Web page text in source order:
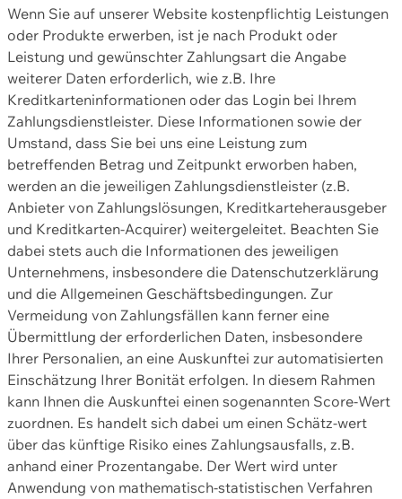
Wenn Sie auf unserer Website kostenpflichtig Leistungen
oder Produkte erwerben, ist je nach Produkt oder
Leistung und gewünschter Zahlungsart die Angabe
weiterer Daten erforderlich, wie z.B. Ihre
Kreditkarteninformationen oder das Login bei Ihrem
Zahlungsdienstleister. Diese Informationen sowie der
Umstand, dass Sie bei uns eine Leistung zum
betreffenden Betrag und Zeitpunkt erworben haben,
werden an die jeweiligen Zahlungsdienstleister (z.B.
Anbieter von Zahlungslösungen, Kreditkarteherausgeber
und Kreditkarten-Acquirer) weitergeleitet. Beachten Sie
dabei stets auch die Informationen des jeweiligen
Unternehmens, insbesondere die Datenschutzerklärung
und die Allgemeinen Geschäftsbedingungen. Zur
Vermeidung von Zahlungsfällen kann ferner eine
Übermittlung der erforderlichen Daten, insbesondere
Ihrer Personalien, an eine Auskunftei zur automatisierten
Einschätzung Ihrer Bonität erfolgen. In diesem Rahmen
kann Ihnen die Auskunftei einen sogenannten Score-Wert
zuordnen. Es handelt sich dabei um einen Schätz-wert
über das künftige Risiko eines Zahlungsausfalls, z.B.
anhand einer Prozentangabe. Der Wert wird unter
Anwendung von mathematisch-statistischen Verfahren